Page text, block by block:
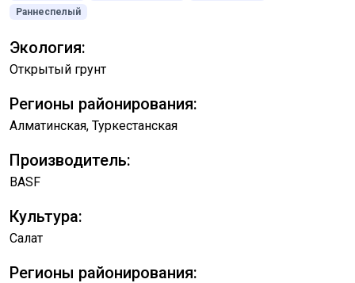
Раннеспелый
Экология:
Открытый грунт
Регионы районирования:
Алматинская, Туркестанская
Производитель:
BASF
Культура:
Салат
Регионы районирования: